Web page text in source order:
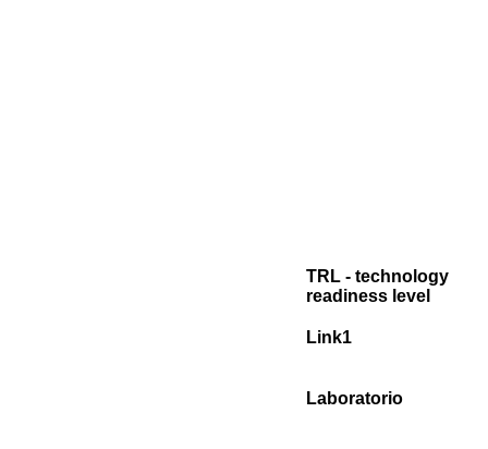
TRL - technology
readiness level
Link1
Laboratorio